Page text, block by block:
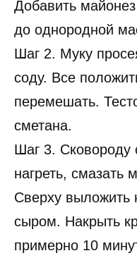
Добавить
до однородной
Шаг 2. Муку
соду. Все
перемешать.
сметана.
Шаг 3. Сковороду
нагреть, смазать
Сверху выложить
сыром. Накрыть
примерно 10